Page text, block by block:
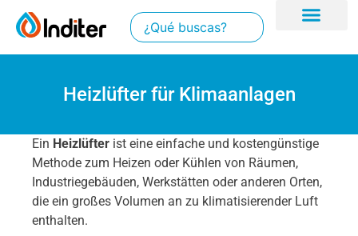
Heizlüfter für Klimaanlagen
Ein Heizlüfter ist eine einfache und kostengünstige
Methode zum Heizen oder Kühlen von Räumen,
Industriegebäuden, Werkstätten oder anderen Orten,
die ein großes Volumen an zu klimatisierender Luft
enthalten.